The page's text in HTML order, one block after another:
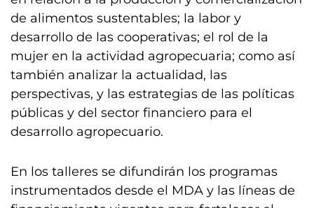
de alimentos sustentables; la labor y
desarrollo de las cooperativas; el rol de la
mujer en la actividad agropecuaria; como así
también analizar la actualidad, las
perspectivas, y las estrategias de las políticas
públicas y del sector financiero para el
desarrollo agropecuario.
En los talleres se difundirán los programas
instrumentados desde el MDA y las líneas de